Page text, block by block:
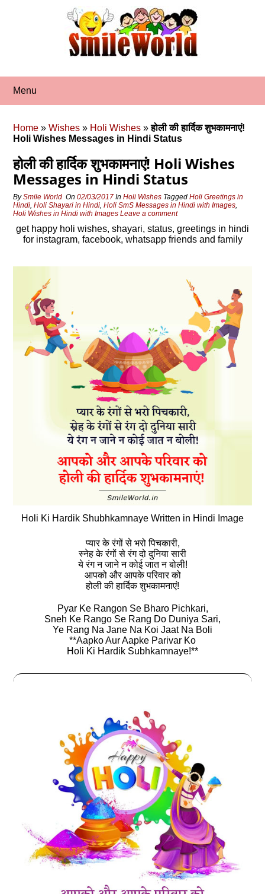
Menu
Home »Wishes » Holi Wishes »होली की हार्दिक शुभकामनाएं!
Holi Wishes Messages in Hindi Status
होली की हार्दिक शुभकामनाएं! Holi Wishes
Messages in Hindi Status
BySmile World On02/03/2017 InHoli Wishes TaggedHoli Greetings in
Hindi,Holi Shayari in Hindi,Holi SmS Messages in Hindi with Images,
Holi Wishes in Hindi with Images Leave a comment
get happy holi wishes, shayari, status, greetings in hindi
for instagram, facebook, whatsapp friends and family
Holi Ki Hardik Shubhkamnaye Written in Hindi Image
प्यार के रंगों से भरो पिचकारी,
स्नेह के रंगों से रंग दो दुनिया सारी
ये रंग न जाने न कोई जात न बोली!
आपको और आपके परिवार को
होली की हार्दिक शुभकामनाएं!
Pyar Ke Rangon Se Bharo Pichkari,
Sneh Ke Rango Se Rang Do Duniya Sari,
Ye Rang Na Jane Na Koi Jaat Na Boli
**Aapko Aur Aapke Parivar Ko
Holi Ki Hardik Subhkamnaye!**